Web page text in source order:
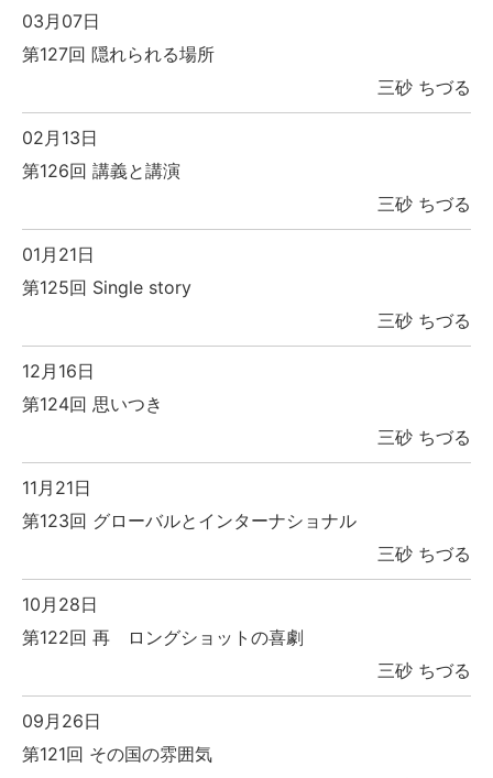
03月07日
第127回 隠れられる場所
三砂 ちづる
02月13日
第126回 講義と講演
三砂 ちづる
01月21日
第125回 Single story
三砂 ちづる
12月16日
第124回 思いつき
三砂 ちづる
11月21日
第123回 グローバルとインターナショナル
三砂 ちづる
10月28日
第122回 再 ロングショットの喜劇
三砂 ちづる
09月26日
第121回 その国の雰囲気